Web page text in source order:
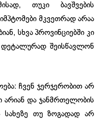
თუკი ბავშვების
მკვეთრად არაა
სხვა პროვინციებში კი
დეტალურად შეისწავლონ
ჩვენ ჯერჯერობით არ
არიან და ჯანმრთელობის
სახეზე თუ ზოგადად არ